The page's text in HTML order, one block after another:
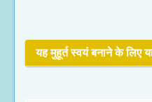
यह मुहूर्त स्वयं बनाने के लिए